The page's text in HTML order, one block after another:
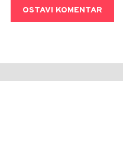
OSTAVI KOMENTAR